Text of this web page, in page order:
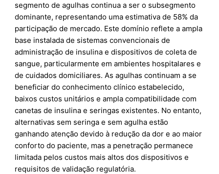
segmento de agulhas continua a ser o subsegmento
dominante, representando uma estimativa de 58% da
participação de mercado. Este domínio reflete a ampla
base instalada de sistemas convencionais de
administração de insulina e dispositivos de coleta de
sangue, particularmente em ambientes hospitalares e
de cuidados domiciliares. As agulhas continuam a se
beneficiar do conhecimento clínico estabelecido,
baixos custos unitários e ampla compatibilidade com
canetas de insulina e seringas existentes. No entanto,
alternativas sem seringa e sem agulha estão
ganhando atenção devido à redução da dor e ao maior
conforto do paciente, mas a penetração permanece
limitada pelos custos mais altos dos dispositivos e
requisitos de validação regulatória.